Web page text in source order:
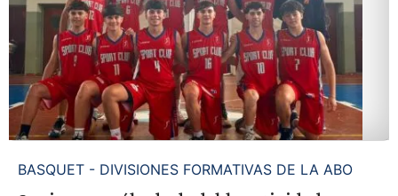
BASQUET - DIVISIONES FORMATIVAS DE LA ABO